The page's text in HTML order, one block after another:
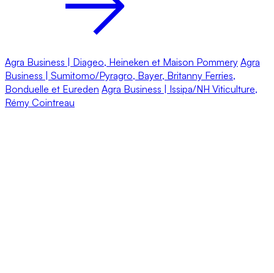
Agra Business | Diageo, Heineken et Maison Pommery Agra
Business | Sumitomo/Pyragro, Bayer, Britanny Ferries,
Bonduelle et Eureden Agra Business | Issipa/NH Viticulture,
Rémy Cointreau